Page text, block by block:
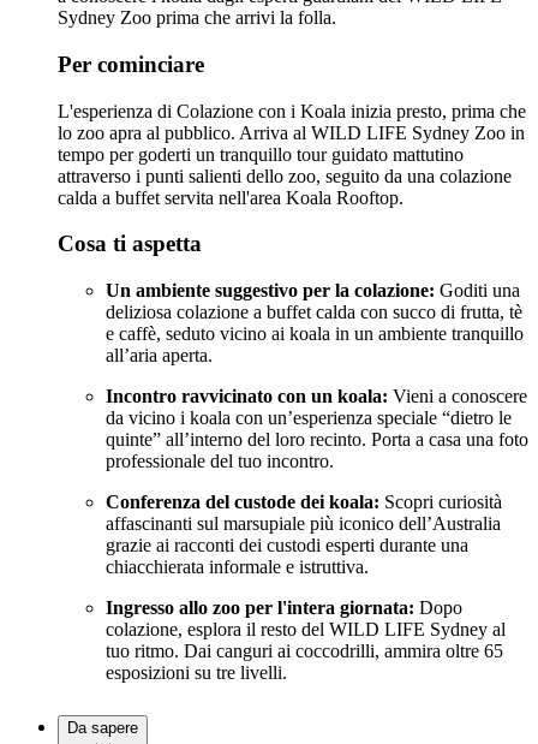
Sydney Zoo prima che arrivi la folla.
Per cominciare
L'esperienza di Colazione con i Koala inizia presto, prima che
lo zoo apra al pubblico. Arriva al WILD LIFE Sydney Zoo in
tempo per goderti un tranquillo tour guidato mattutino
attraverso i punti salienti dello zoo, seguito da una colazione
calda a buffet servita nell'area Koala Rooftop.
Cosa ti aspetta
Un ambiente suggestivo per la colazione: Goditi una
deliziosa colazione a buffet calda con succo di frutta, tè
e caffè, seduto vicino ai koala in un ambiente tranquillo
all’aria aperta.
Incontro ravvicinato con un koala: Vieni a conoscere
da vicino i koala con un’esperienza speciale “dietro le
quinte” all’interno del loro recinto. Porta a casa una foto
professionale del tuo incontro.
Conferenza del custode dei koala: Scopri curiosità
affascinanti sul marsupiale più iconico dell’Australia
grazie ai racconti dei custodi esperti durante una
chiacchierata informale e istruttiva.
Ingresso allo zoo per l'intera giornata: Dopo
colazione, esplora il resto del WILD LIFE Sydney al
tuo ritmo. Dai canguri ai coccodrilli, ammira oltre 65
esposizioni su tre livelli.
Da sapere